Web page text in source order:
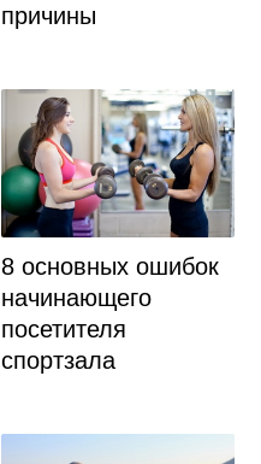
причины
8 основных ошибок
начинающего
посетителя
спортзала